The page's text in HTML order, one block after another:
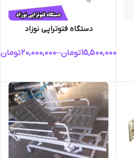
دستگاه فتوتراپی نوزاد
15,500,000تومان–
20,000,000تومان